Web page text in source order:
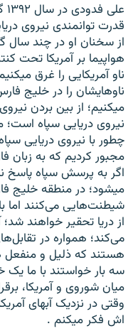
قدرت توانمندی نیروی
از سخنان او در چند سال
ناو آمریکایی را غرق
ناو‌هایشان را در خلیج
میکنیم؛ از بین بردن
نیروی دریایی سپاه
چطور با نیروی دریایی سپاه
مجبور کردیم که به زبان
اگر به پرسش سپاه پاسخ
میشود؛ در منطقه خلیج
شیطنت‌هایی می‌کنند اما
از دریا تحقیر خواهند
می‌کند؛ همواره در
هستند که ذلیل و منفعل
سه بار خواستند با ما
میان شوروی و آمریکا،
وقتی در نزدیک آبهای
اش فکر میکنم .